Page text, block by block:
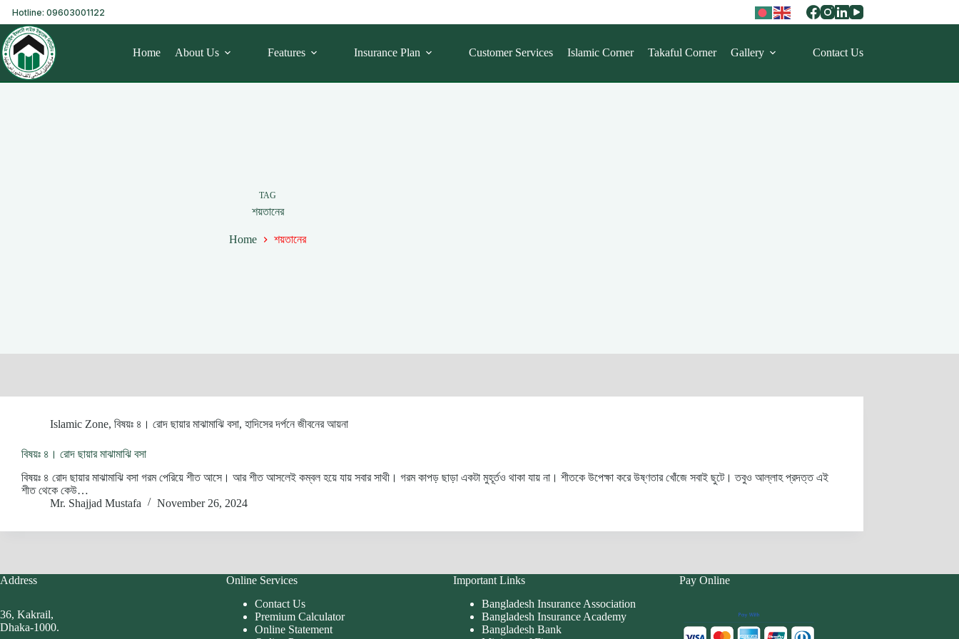
Hotline: 09603001122
Home About Us Features Insurance Plan Customer Services Islamic Corner Takaful Corner Gallery Contact Us
TAG
শয়তানের
Home শয়তানের
Islamic Zone, বিষয়ঃ ৪। রোদ ছায়ার মাঝামাঝি বসা, হাদিসের দর্পনে জীবনের আয়না
বিষয়ঃ ৪। রোদ ছায়ার মাঝামাঝি বসা
বিষয়ঃ ৪ রোদ ছায়ার মাঝামাঝি বসা গরম পেরিয়ে শীত আসে। আর শীত আসলেই কম্বল হয়ে যায় সবার সাথী। গরম কাপড় ছাড়া একটা মুহূর্তও থাকা যায় না। শীতকে উপেক্ষা করে উষ্ণতার খোঁজে সবাই ছুটে। তবুও আল্লাহ প্রদত্ত এই
শীত থেকে কেউ…
Mr. Shajjad Mustafa
November 26, 2024
Address
36, Kakrail,
Dhaka-1000.
Online Services
Contact Us
Premium Calculator
Online Statement
Important Links
Bangladesh Insurance Association
Bangladesh Insurance Academy
Bangladesh Bank
Pay Online